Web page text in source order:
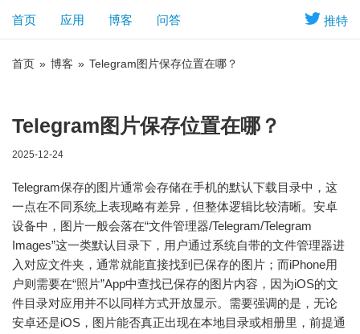
推特
首页 应用 博客 问答
首页 » 博客 » Telegram图片保存位置在哪？
Telegram图片保存位置在哪？
2025-12-24
Telegram保存的图片通常会存储在手机的默认下载目录中，这
一点在不同系统上表现略有差异，但整体逻辑比较清晰。安卓
设备中，图片一般会落在“文件管理器/Telegram/Telegram
Images”这一类默认目录下，用户通过系统自带的文件管理器进
入对应文件夹，通常就能直接找到已保存的图片；而iPhone用
户则需要在“照片”App中查找已保存的图片内容，因为iOS的文
件目录对应用并不以同样方式开放显示。需要强调的是，无论
安卓还是iOS，图片能否真正出现在本地目录或相册里，前提通